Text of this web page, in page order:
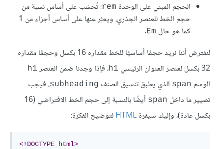
الحجم المبني على الوحدة rem: تُحسَب على أساس نسبة من
حجم الخط للعنصر الجذري، ويعبَّر عنها على أساس أجزاء من 1
كما هو حال Em
.
لنفترض أننا نريد حجمًا أساسيًا للخط مقداره 16 بكسل وحجمًا مقداره
32 بكسل لعنصر العنوان الرئيسي
h1، فإذا وجدنا ضمن العنصر h1
الوسم span الذي يطبق تنسيق الصنف subheading، فيجب
تصيير ما داخل span
أيضًا بالنسبة إلى حجم الخط الافتراضي (16
بكسل عادة)، وإليك شيفرةHTMLلتوضيح الفكرة:
<!DOCTYPE html>